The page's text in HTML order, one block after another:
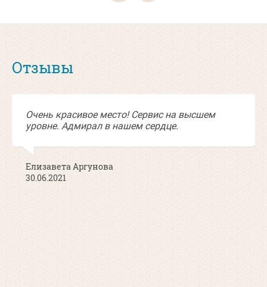
Отзывы
Очень красивое место! Сервис на высшем
уровне. Адмирал в нашем сердце.
Елизавета Аргунова
30.06.2021